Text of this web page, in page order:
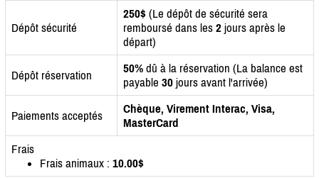
Dépôt sécurité
250$ (Le dépôt de sécurité sera
remboursé dans les 2 jours après le
départ)
Dépôt réservation 50% dû à la réservation (La balance est
payable 30 jours avant l'arrivée)
Paiements acceptés
Chèque, Virement Interac, Visa,
MasterCard
Frais
Frais animaux : 10.00$